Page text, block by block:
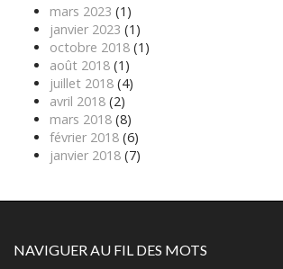
mars 2023 (1)
janvier 2023 (1)
octobre 2018 (1)
août 2018 (1)
juillet 2018 (4)
avril 2018 (2)
mars 2018 (8)
février 2018 (6)
janvier 2018 (7)
NAVIGUER AU FIL DES MOTS